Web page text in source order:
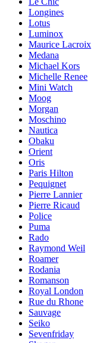
Longines
Lotus
Luminox
Maurice Lacroix
Medana
Michael Kors
Michelle Renee
Mini Watch
Moog
Morgan
Moschino
Nautica
Obaku
Orient
Oris
Paris Hilton
Pequignet
Pierre Lannier
Pierre Ricaud
Police
Puma
Rado
Raymond Weil
Roamer
Rodania
Romanson
Royal London
Rue du Rhone
Sauvage
Seiko
Sevenfriday